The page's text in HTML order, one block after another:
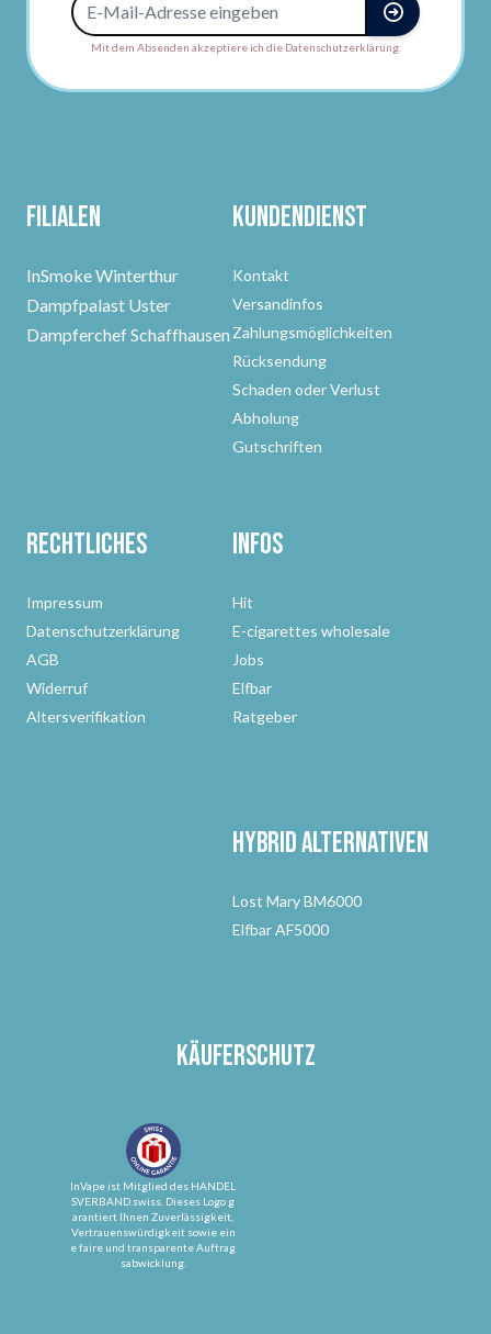
Mit dem Absenden akzeptiere ich die Datenschutzerklärung.
Filialen
InSmoke Winterthur
Dampfpalast Uster
Dampferchef Schaffhausen
Kundendienst
Kontakt
Versandinfos
Zahlungsmöglichkeiten
Rücksendung
Schaden oder Verlust
Abholung
Gutschriften
Rechtliches
Impressum
Datenschutzerklärung
AGB
Widerruf
Altersverifikation
Infos
Hit
E-cigarettes wholesale
Jobs
Elfbar
Ratgeber
Hybrid Alternativen
Lost Mary BM6000
Elfbar AF5000
Käuferschutz
InVape ist Mitglied des HANDEL
SVERBAND.swiss. Dieses Logo g
arantiert Ihnen Zuverlässigkeit,
Vertrauenswürdigkeit sowie ein
e faire und transparente Auftrag
sabwicklung.